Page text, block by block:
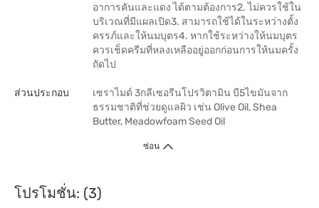
อาการคันและแดง ได้ตามต้องการ2. ไม่ควรใช้ใน
บริเวณที่มีแผลเปิด3. สามารถใช้ได้ในระหว่างตั้ง
ครรภ์และให้นมบุตร4. หากใช้ระหว่างให้นมบุตร
ควรเช็ดครีมที่หลงเหลืออยู่ออกก่อนการให้นมครั้ง
ถัดไป
ส่วนประกอบ
เซราไมด์ 3กลีเซอรีนโปรวิตามิน บี5ไขมันจาก
ธรรมชาติที่ช่วยดูแลผิว เช่น Olive Oil, Shea
Butter, Meadowfoam Seed Oil
ซ่อน
โปรโมชั่น: (3)